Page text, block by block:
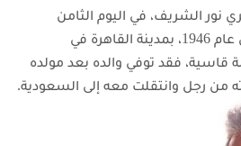
نور الشريف، في اليوم الثامن
والعشرين من شهر أبريل عام 1946، بمدينة القاهرة في
فقد توفي والده بعد مولده
من رجل وانتقلت معه إلى السعودية.